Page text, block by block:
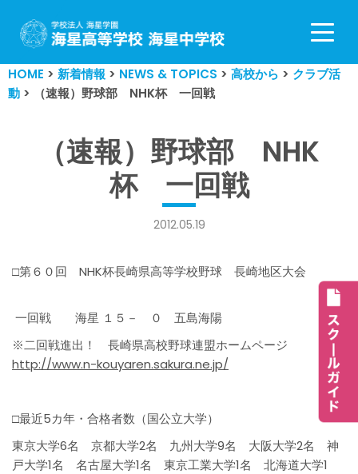
コ
ン
テ
ン
HOME > 新着情報 > NEWS & TOPICS > 高校から > クラブ活
動 > （速報）野球部 NHK杯 一回戦
（速報）野球部 NHK
杯 一回戦
2012.05.19
□第６０回 NHK杯長崎県高等学校野球 長崎地区大会
一回戦 海星 １５－ ０ 五島海陽
※二回戦進出！ 長崎県高校野球連盟ホームページ
http://www.n-kouyaren.sakura.ne.jp/
□最近5カ年・合格者数（国公立大学）
東京大学6名 京都大学2名 九州大学9名 大阪大学2名 神
戸大学1名 名古屋大学1名 東京工業大学1名 北海道大学1